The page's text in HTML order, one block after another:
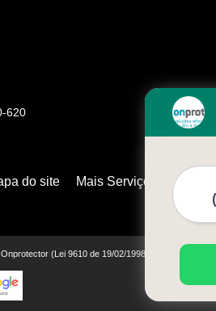
620
do site Mais Serviços
(Lei 9610 de 19/02/1998)